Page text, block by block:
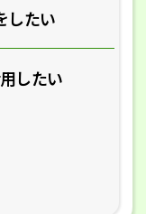
したい
したい